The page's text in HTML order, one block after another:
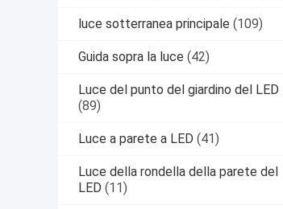
luce sotterranea principale (109)
Guida sopra la luce (42)
Luce del punto del giardino del LED
(89)
Luce a parete a LED (41)
Luce della rondella della parete del
LED (11)